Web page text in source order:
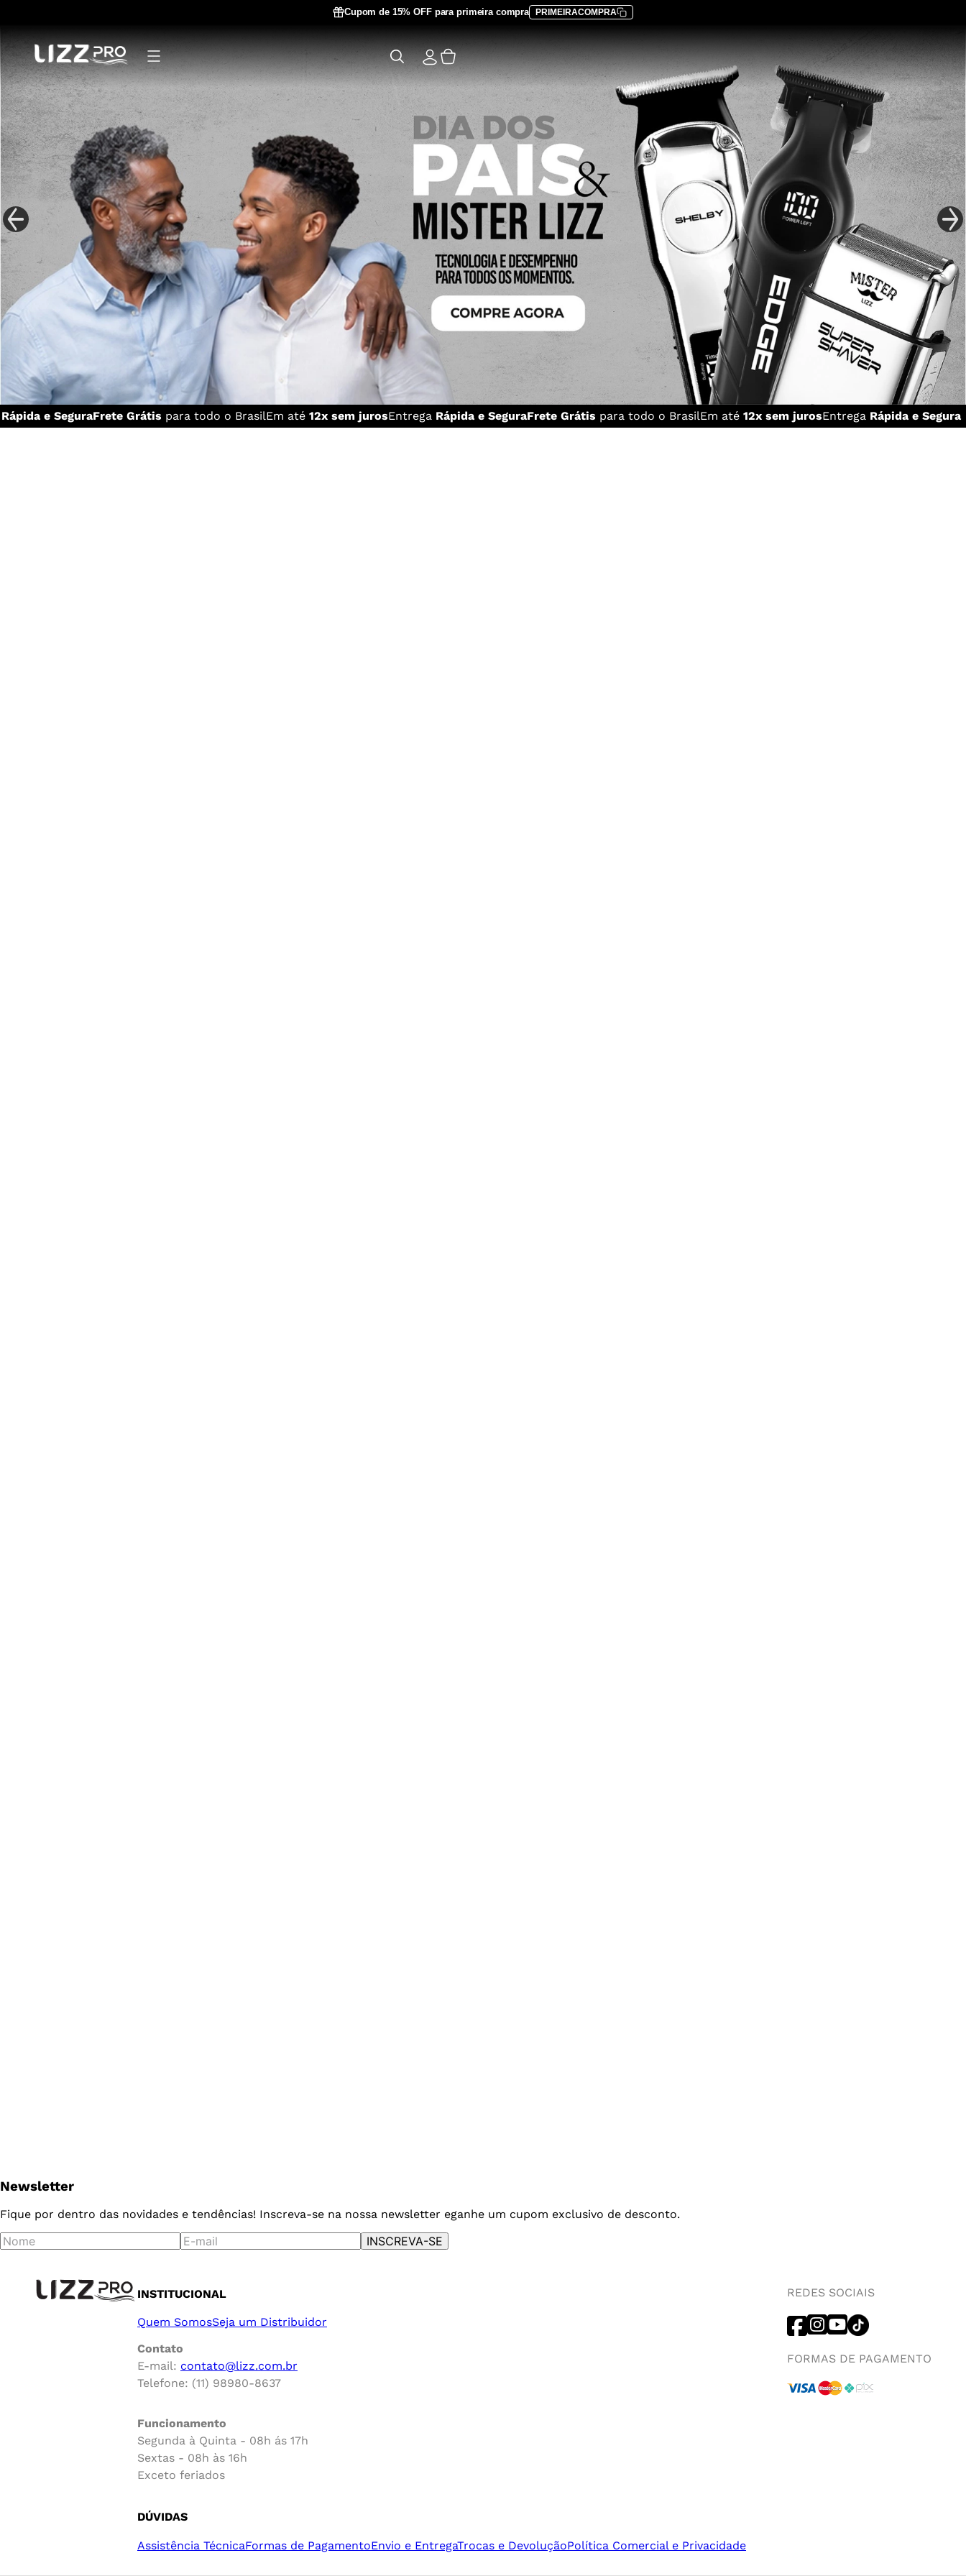
Cupom de 15% OFF para primeira compra PRIMEIRACOMPRA
Secadores
Pranchas
Modeladores
Escovas
Mãos e pés
Linha Masculina
Mister Lizz
Acessórios
Kits
Rápida e SeguraFrete Grátis para todo o BrasilEm até 12x sem jurosEntrega Rápida e SeguraFrete Grátis para todo o BrasilEm até 12x sem jurosEntrega Rápida e Segura
Newsletter
Fique por dentro das novidades e tendências! Inscreva-se na nossa newsletter eganhe um cupom exclusivo de desconto.
INSCREVA-SE
INSTITUCIONAL
Quem SomosSeja um Distribuidor
Contato
E-mail: contato@lizz.com.br
Telefone: (11) 98980-8637
Funcionamento
Segunda à Quinta - 08h ás 17h
Sextas - 08h às 16h
Exceto feriados
DÚVIDAS
Assistência TécnicaFormas de PagamentoEnvio e EntregaTrocas e DevoluçãoPolítica Comercial e Privacidade
REDES SOCIAIS
FORMAS DE PAGAMENTO